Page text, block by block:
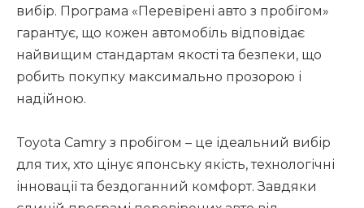
вибір. Програма «Перевірені авто з пробігом»
гарантує, що кожен автомобіль відповідає
найвищим стандартам якості та безпеки, що
робить покупку максимально прозорою і
надійною.
Toyota Camry з пробігом – це ідеальний вибір
для тих, хто цінує японську якість, технологічні
інновації та бездоганний комфорт. Завдяки